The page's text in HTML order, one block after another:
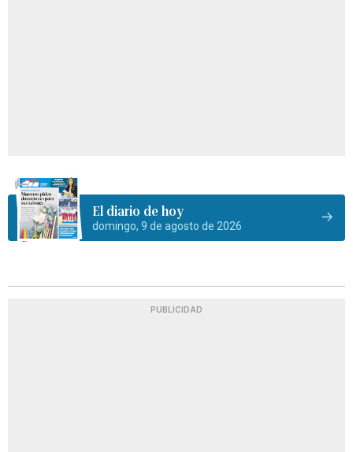
El diario de hoy
domingo, 9 de agosto de 2026
PUBLICIDAD